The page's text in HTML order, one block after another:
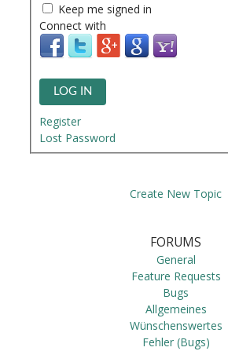
Keep me signed in
Connect with
LOG IN
Register
Lost Password
Create New Topic
FORUMS
General
Feature Requests
Bugs
Allgemeines
Wünschenswertes
Fehler (Bugs)